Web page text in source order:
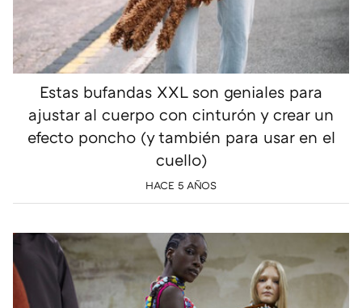
Estas bufandas XXL son geniales para
ajustar al cuerpo con cinturón y crear un
efecto poncho (y también para usar en el
cuello)
HACE 5 AÑOS